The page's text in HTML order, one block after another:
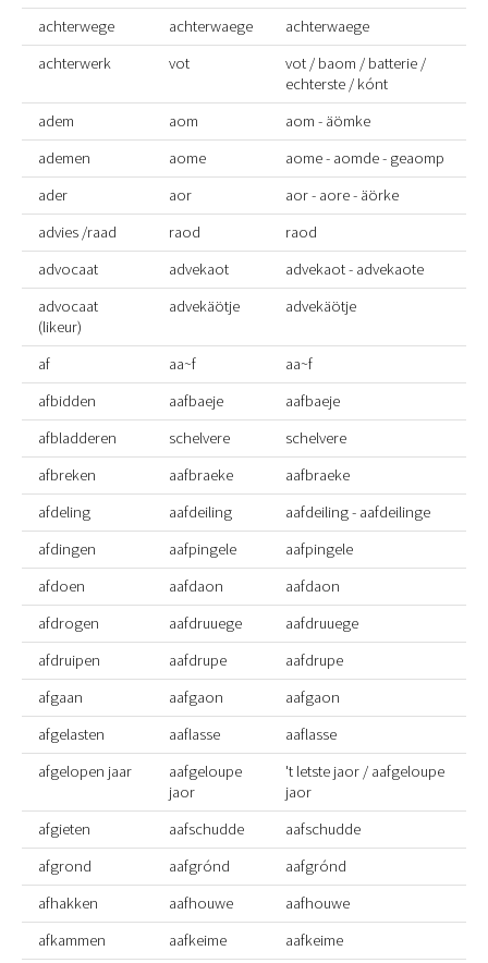
achterwege
achterwaege
achterwaege
achterwerk
vot
vot / baom / batterie /
echterste / kónt
adem
aom
aom - äömke
ademen
aome
aome - aomde - geaomp
ader
aor
aor - aore - äörke
advies /raad
raod
raod
advocaat
advekaot
advekaot - advekaote
advocaat
(likeur)
advekäötje advekäötje
af aa~f
aa~f
afbidden
aafbaeje
aafbaeje
afbladderen
schelvere
schelvere
afbreken
aafbraeke
aafbraeke
afdeling
aafdeiling
aafdeiling - aafdeilinge
afdingen
aafpingele
aafpingele
afdoen
aafdaon
aafdaon
afdrogen
aafdruuege
aafdruuege
afdruipen
aafdrupe
aafdrupe
afgaan
aafgaon
aafgaon
afgelasten
aaflasse
aaflasse
afgelopen jaar
aafgeloupe
jaor
't letste jaor / aafgeloupe
jaor
afgieten
aafschudde
aafschudde
afgrond
aafgrónd
aafgrónd
afhakken
aafhouwe
aafhouwe
afkammen
aafkeime
aafkeime